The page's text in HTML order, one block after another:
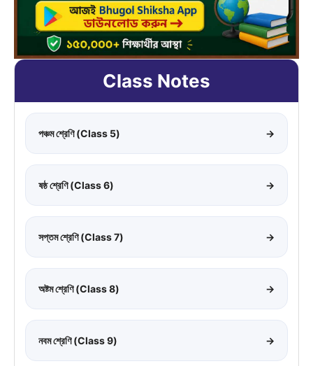
Class Notes
পঞ্চম শ্রেণি (Class 5) →
ষষ্ঠ শ্রেণি (Class 6) →
সপ্তম শ্রেণি (Class 7) →
অষ্টম শ্রেণি (Class 8) →
নবম শ্রেণি (Class 9) →